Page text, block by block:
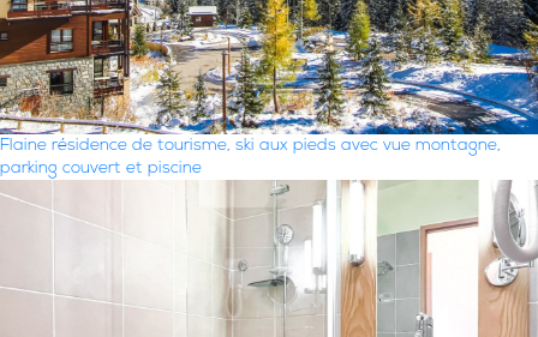
Flaine résidence de tourisme, ski aux pieds avec vue montagne,
parking couvert et piscine